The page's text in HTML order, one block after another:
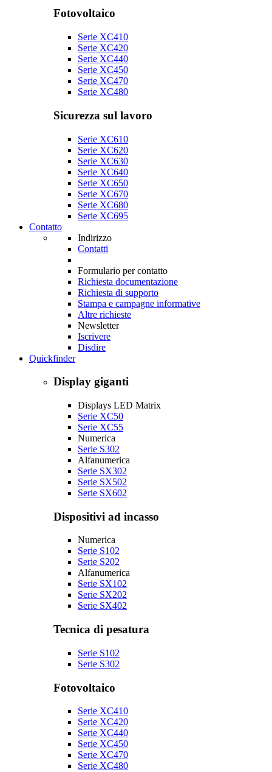
Fotovoltaico
Serie XC410
Serie XC420
Serie XC440
Serie XC450
Serie XC470
Serie XC480
Sicurezza sul lavoro
Serie XC610
Serie XC620
Serie XC630
Serie XC640
Serie XC650
Serie XC670
Serie XC680
Serie XC695
Contatto
Indirizzo
Contatti
Formulario per contatto
Richiesta documentazione
Richiesta di supporto
Stampa e campagne informative
Altre richieste
Newsletter
Iscrivere
Disdire
Quickfinder
Display giganti
Displays LED Matrix
Serie XC50
Serie XC55
Numerica
Serie S302
Alfanumerica
Serie SX302
Serie SX502
Serie SX602
Dispositivi ad incasso
Numerica
Serie S102
Serie S202
Alfanumerica
Serie SX102
Serie SX202
Serie SX402
Tecnica di pesatura
Serie S102
Serie S302
Fotovoltaico
Serie XC410
Serie XC420
Serie XC440
Serie XC450
Serie XC470
Serie XC480